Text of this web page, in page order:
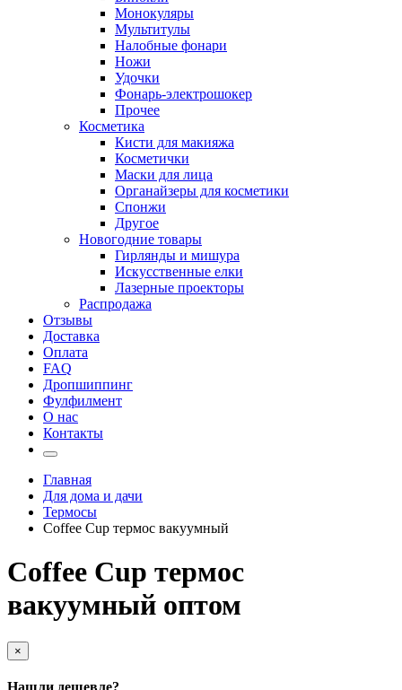
Монокуляры
Мультитулы
Налобные фонари
Ножи
Удочки
Фонарь-электрошокер
Прочее
Косметика
Кисти для макияжа
Косметички
Маски для лица
Органайзеры для косметики
Спонжи
Другое
Новогодние товары
Гирлянды и мишура
Искусственные елки
Лазерные проекторы
Распродажа
Отзывы
Доставка
Оплата
FAQ
Дропшиппинг
Фулфилмент
О нас
Контакты
Главная
Для дома и дачи
Термосы
Coffee Cup термос вакуумный
Coffee Cup термос
вакуумный оптом
×